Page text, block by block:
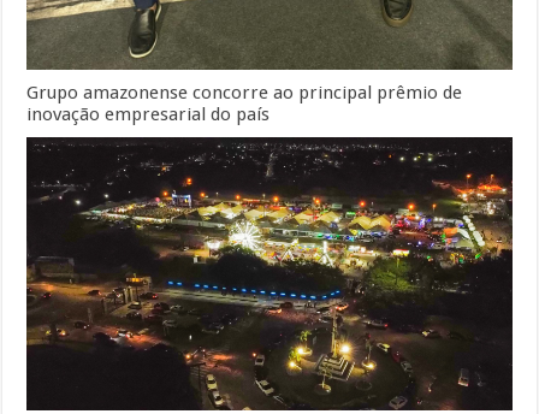
Grupo amazonense concorre ao principal prêmio de
inovação empresarial do país